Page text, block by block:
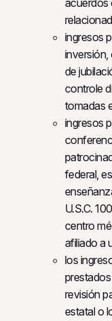
acuerdos
ingresos
de
controle
tomadas
ingresos
federal,
U.S.C.
centro
afiliado a
los
revisión
estatal o